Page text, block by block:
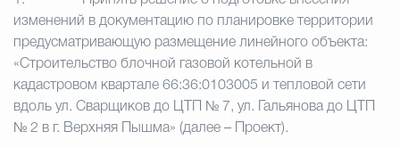
изменений в документацию по планировке территории
предусматривающую размещение линейного объекта:
«Строительство блочной газовой котельной в
кадастровом квартале 66:36:0103005 и тепловой сети
вдоль ул. Сварщиков до ЦТП № 7, ул. Гальянова до ЦТП
№ 2 в г. Верхняя Пышма» (далее – Проект).